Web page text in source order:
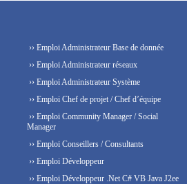
›› Emploi Administrateur Base de donnée
›› Emploi Administrateur réseaux
›› Emploi Administrateur Système
›› Emploi Chef de projet / Chef d’équipe
›› Emploi Community Manager / Social
Manager
›› Emploi Conseillers / Consultants
›› Emploi Développeur
›› Emploi Développeur .Net C# VB Java J2ee